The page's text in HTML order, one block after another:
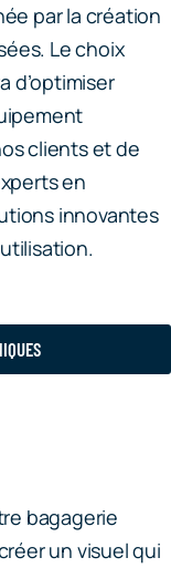
par la création
Le choix
d’optimiser
clients et de
en
innovantes
bagagerie
un visuel qui